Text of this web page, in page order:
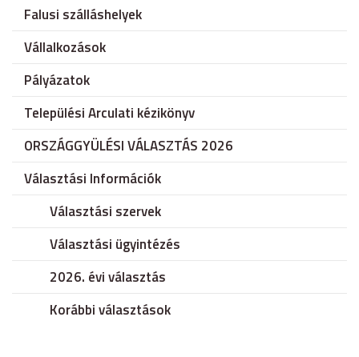
Falusi szálláshelyek
Vállalkozások
Pályázatok
Települési Arculati kézikönyv
ORSZÁGGYÜLÉSI VÁLASZTÁS 2026
Választási Információk
Választási szervek
Választási ügyintézés
2026. évi választás
Korábbi választások